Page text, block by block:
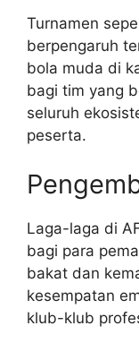
Turnamen
berpengaruh
bola muda di
bagi tim yang
seluruh
peserta.
Laga-laga di
bagi para
bakat dan
kesempatan
klub-klub